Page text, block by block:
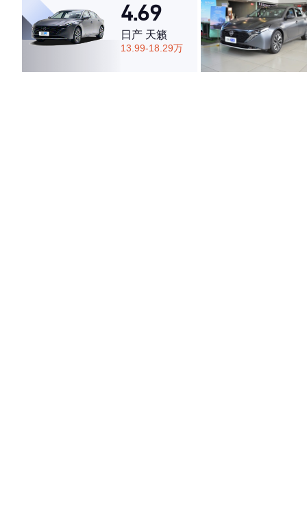
4.69
日产 天籁
13.99-18.29万